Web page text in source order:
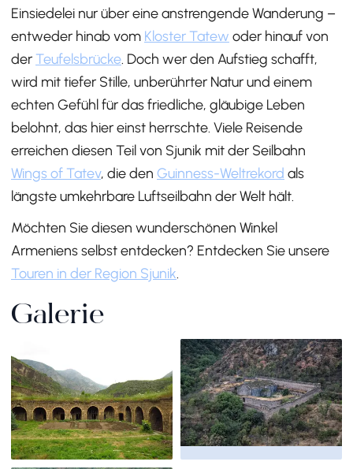
Einsiedelei nur über eine anstrengende Wanderung –
entweder hinab vom Kloster Tatew oder hinauf von
der Teufelsbrücke. Doch wer den Aufstieg schafft,
wird mit tiefer Stille, unberührter Natur und einem
echten Gefühl für das friedliche, gläubige Leben
belohnt, das hier einst herrschte. Viele Reisende
erreichen diesen Teil von Sjunik mit der Seilbahn
Wings of Tatev, die den Guinness-Weltrekord als
längste umkehrbare Luftseilbahn der Welt hält.
Möchten Sie diesen wunderschönen Winkel
Armeniens selbst entdecken? Entdecken Sie unsere
Touren in der Region Sjunik.
Galerie